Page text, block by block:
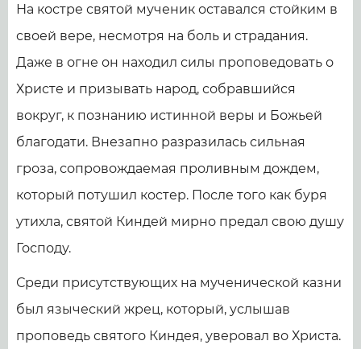
На костре святой мученик оставался стойким в
своей вере, несмотря на боль и страдания.
Даже в огне он находил силы проповедовать о
Христе и призывать народ, собравшийся
вокруг, к познанию истинной веры и Божьей
благодати. Внезапно разразилась сильная
гроза, сопровождаемая проливным дождем,
который потушил костер. После того как буря
утихла, святой Киндей мирно предал свою душу
Господу.
Среди присутствующих на мученической казни
был языческий жрец, который, услышав
проповедь святого Киндея, уверовал во Христа.